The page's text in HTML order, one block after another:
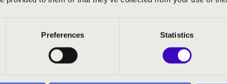
Preferences Statistics